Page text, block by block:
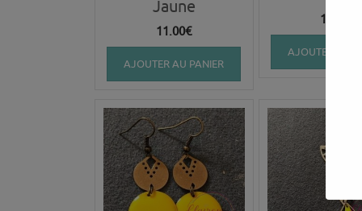
Jaune
11.00€
AJOUTER AU PANIER
10.00
AJOUTER AU